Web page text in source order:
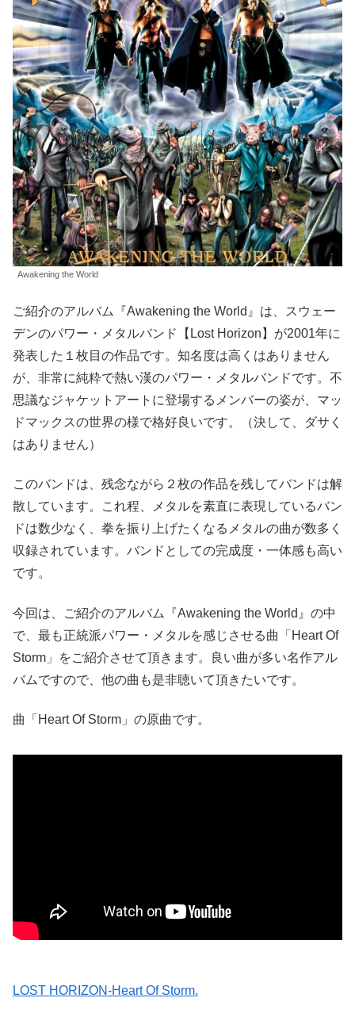
Awakening the World
ご紹介のアルバム『Awakening the World』は、スウェー
デンのパワー・メタルバンド【Lost Horizon】が2001年に
発表した１枚目の作品です。知名度は高くはありません
が、非常に純粋で熱い漢のパワー・メタルバンドです。不
思議なジャケットアートに登場するメンバーの姿が、マッ
ドマックスの世界の様で格好良いです。（決して、ダサく
はありません）
このバンドは、残念ながら２枚の作品を残してバンドは解
散しています。これ程、メタルを素直に表現しているバン
ドは数少なく、拳を振り上げたくなるメタルの曲が数多く
収録されています。バンドとしての完成度・一体感も高い
です。
今回は、ご紹介のアルバム『Awakening the World』の中
で、最も正統派パワー・メタルを感じさせる曲「Heart Of
Storm」をご紹介させて頂きます。良い曲が多い名作アル
バムですので、他の曲も是非聴いて頂きたいです。
曲「Heart Of Storm」の原曲です。
LOST HORIZON-Heart Of Storm.